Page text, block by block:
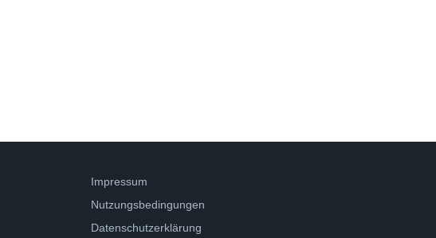
Impressum
Nutzungsbedingungen
Datenschutzerklärung